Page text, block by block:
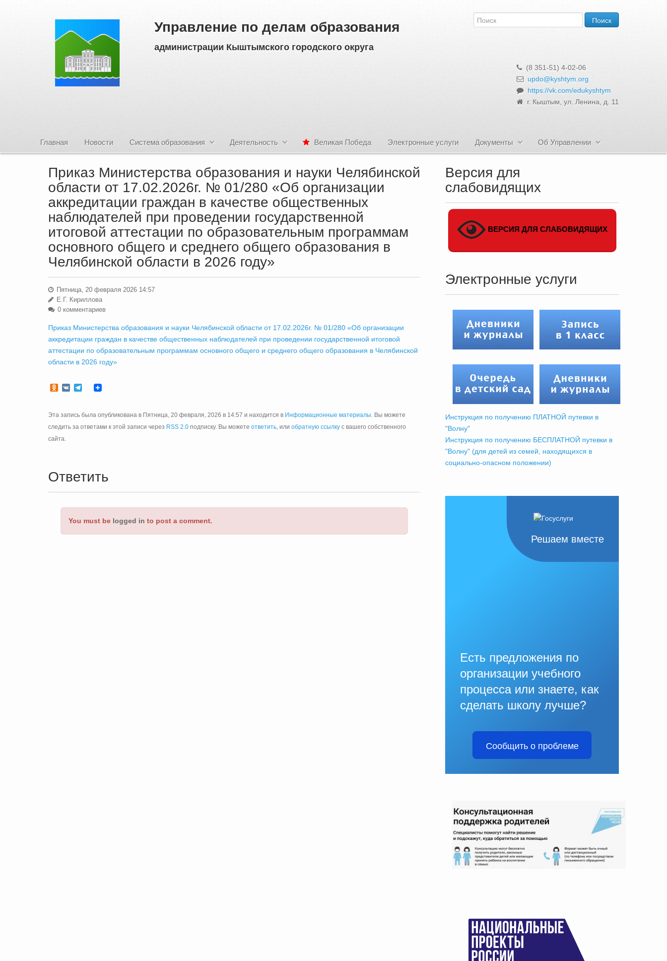
Управление по делам образования
администрации Кыштымского городского округа
(8 351-51) 4-02-06
updo@kyshtym.org
https://vk.com/edukyshtym
г. Кыштым, ул. Ленина, д. 11
Главная Новости Система образования Деятельность Великая Победа Электронные услуги Документы Об Управлении
Приказ Министерства образования и науки Челябинской
области от 17.02.2026г. № 01/280 «Об организации
аккредитации граждан в качестве общественных
наблюдателей при проведении государственной
итоговой аттестации по образовательным программам
основного общего и среднего общего образования в
Челябинской области в 2026 году»
Пятница, 20 февраля 2026 14:57
Е.Г. Кириллова
0 комментариев
Приказ Министерства образования и науки Челябинской области от 17.02.2026г. № 01/280 «Об организации
аккредитации граждан в качестве общественных наблюдателей при проведении государственной итоговой
аттестации по образовательным программам основного общего и среднего общего образования в Челябинской
области в 2026 году»
Odnoklassniki
VK Telegram
Эта запись была опубликована в Пятница, 20 февраля, 2026 в 14:57 и находится в Информационные материалы. Вы можете
следить за ответами к этой записи через RSS 2.0 подписку. Вы можете ответить, или обратную ссылку с вашего собственного
сайта.
Ответить
You must be logged in to post a comment.
Версия для
слабовидящих
ВЕРСИЯ ДЛЯ СЛАБОВИДЯЩИХ
Электронные услуги
Инструкция по получению ПЛАТНОЙ путевки в
"Волну"
Инструкция по получению БЕСПЛАТНОЙ путевки в
"Волну" (для детей из семей, находящихся в
социально-опасном положении)
Решаем вместе
Есть предложения по
организации учебного
процесса или знаете, как
сделать школу лучше?
Сообщить о проблеме